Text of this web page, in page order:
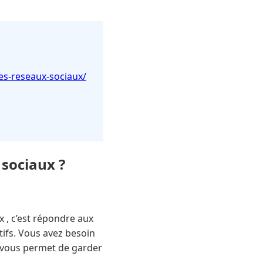
reseaux-sociaux/
?
c’est répondre aux
Vous avez besoin
permet de garder